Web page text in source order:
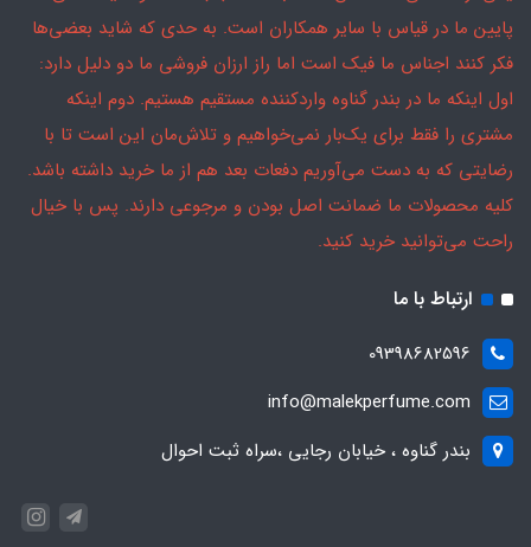
پایین ما در قیاس با سایر همکاران است. به حدی که شاید بعضی‌ها
فکر کنند اجناس ما فیک است اما راز ارزان فروشی ما دو دلیل دارد:
اول اینکه ما در بندر گناوه واردکننده مستقیم هستیم. دوم اینکه
مشتری را فقط برای یک‌بار نمی‌خواهیم و تلاش‌مان این است تا با
رضایتی که به دست می‌آوریم دفعات بعد هم از ما خرید داشته باشد.
کلیه محصولات ما ضمانت اصل بودن و مرجوعی دارند. پس با خیال
راحت می‌توانید خرید کنید.
ارتباط با ما
09398682596
info@malekperfume.com
بندر گناوه ، خیابان رجایی ،سراه ثبت احوال